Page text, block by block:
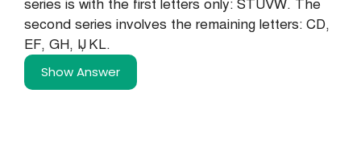
series is with the first letters only: STUVW. The
second series involves the remaining letters: CD,
EF, GH, IJ, KL.
Show Answer